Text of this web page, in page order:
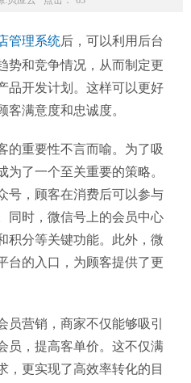
管理系统后，可以利用后台
势和竞争情况，从而制定更
品开发计划。这样可以更好
客满意度和忠诚度。
的重要性不言而喻。为了吸
为了一个至关重要的策略。
号，顾客在消费后可以参与
同时，微信号上的会员中心
积分等关键功能。此外，微
台的入口，为顾客提供了更
员营销，商家不仅能够吸引
员，提高客单价。这不仅满
，更实现了高效率转化的目